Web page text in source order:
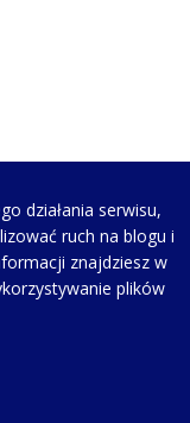
działania serwisu,
ruch na blogu i
znajdziesz w
plików